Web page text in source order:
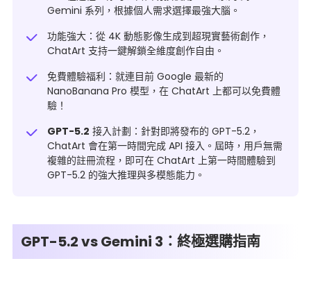
Gemini 系列，根據個人需求選擇最強大腦。
功能強大：從 4K 動態影像生成到超現實藝術創作，
ChatArt 支持一鍵解鎖全維度創作自由。
免費體驗福利：就連目前 Google 最新的
NanoBanana Pro 模型，在 ChatArt 上都可以免費體
驗！
GPT-5.2 接入計劃：針對即將發布的 GPT-5.2，
ChatArt 會在第一時間完成 API 接入。屆時，用戶無需
複雜的註冊流程，即可在 ChatArt 上第一時間體驗到
GPT-5.2 的強大推理與多模態能力。
GPT-5.2 vs Gemini 3：終極選購指南